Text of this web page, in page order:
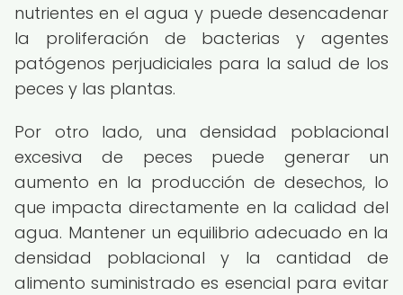
nutrientes en el agua y puede desencadenar
la proliferación de bacterias y agentes
patógenos perjudiciales para la salud de los
peces y las plantas.
Por otro lado, una densidad poblacional
excesiva de peces puede generar un
aumento en la producción de desechos, lo
que impacta directamente en la calidad del
agua. Mantener un equilibrio adecuado en la
densidad poblacional y la cantidad de
alimento suministrado es esencial para evitar